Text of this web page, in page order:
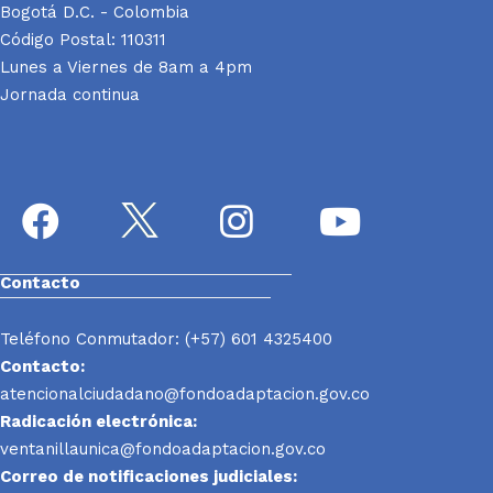
Bogotá D.C. - Colombia
Código Postal: 110311
Lunes a Viernes de 8am a 4pm
Jornada continua
Contacto
Teléfono Conmutador: (+57) 601 4325400
Contacto:
atencionalciudadano@fondoadaptacion.gov.co
Radicación electrónica:
ventanillaunica@fondoadaptacion.gov.co
Correo de notificaciones judiciales: